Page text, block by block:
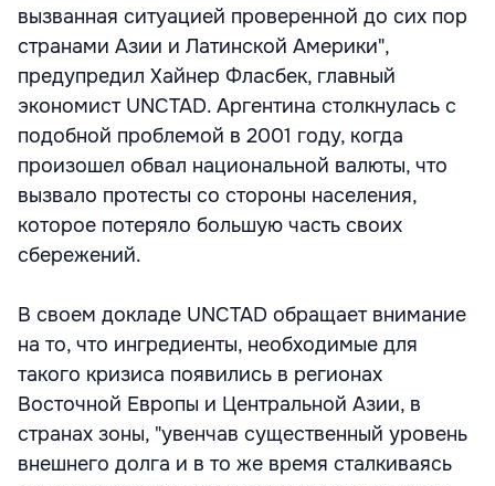
вызванная ситуацией проверенной до сих пор
странами Азии и Латинской Америки",
предупредил Хайнер Фласбек, главный
экономист UNCTAD. Аргентина столкнулась с
подобной проблемой в 2001 году, когда
произошел обвал национальной валюты, что
вызвало протесты со стороны населения,
которое потеряло большую часть своих
сбережений.
В своем докладе UNCTAD обращает внимание
на то, что ингредиенты, необходимые для
такого кризиса появились в регионах
Восточной Европы и Центральной Азии, в
странах зоны, "увенчав существенный уровень
внешнего долга и в то же время сталкиваясь